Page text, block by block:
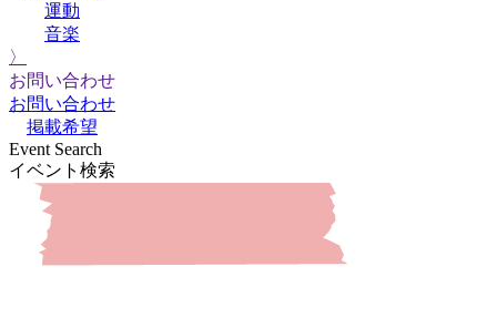
運動
音楽
〉
お問い合わせ
お問い合わせ
掲載希望
Event Search
イベント検索